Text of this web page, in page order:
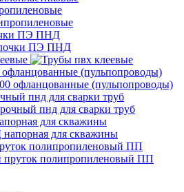
ПЭ ПНД
(пульпопроводы)
пнд для сварки труб
для скважины
полипропиленовый ПП